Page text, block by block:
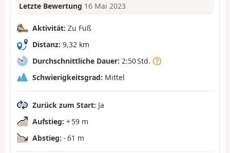
Letzte Bewertung 16 Mai 2023
Aktivität: Zu Fuß
Distanz: 9,32 km
Durchschnittliche Dauer: 2:50 Std.
Schwierigkeitsgrad: Mittel
Zurück zum Start: Ja
Aufstieg: + 59 m
Abstieg: - 61 m